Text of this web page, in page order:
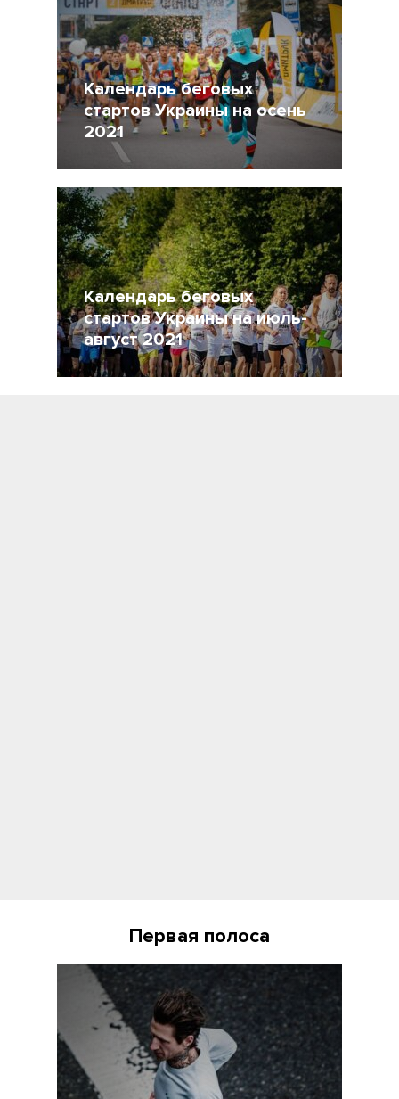
Календарь беговых
стартов Украины на осень
2021
Календарь беговых
стартов Украины на июль-
август 2021
Первая полоса